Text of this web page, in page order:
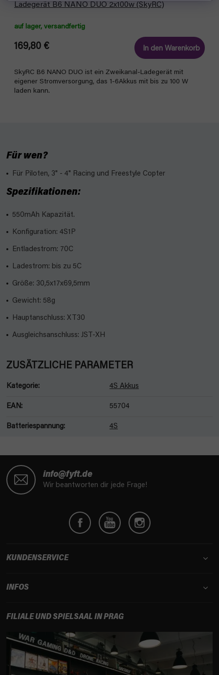
Ladegerät B6 NANO DUO 2x100w (SkyRC)
auf lager, versandfertig
169,80 € In den Warenkorb
SkyRC B6 NANO DUO ist ein Zweikanal-Ladegerät mit
eigener Stromversorgung, das 1-6Akkus mit bis zu 100 W
laden kann.
Für wen?
Für Piloten, 3" - 4" Racing und Freestyle Copter
Spezifikationen:
550mAh Kapazität.
Konfiguration: 4S1P
Entladestrom: 70C
Ladestrom: bis zu 5C
Größe: 30,5x17x69,5mm
Gewicht: 58g
Hauptanschluss: XT30
Ausgleichsanschluss: JST-XH
ZUSÄTZLICHE PARAMETER
Kategorie: 4S Akkus
EAN: 55704
Batteriespannung: 4S
info@fyft.de
Wir beantworten dir jede Frage!
KUNDENSERVICE
INFOS
FILIALE UND SPIELSAAL IN PRAG